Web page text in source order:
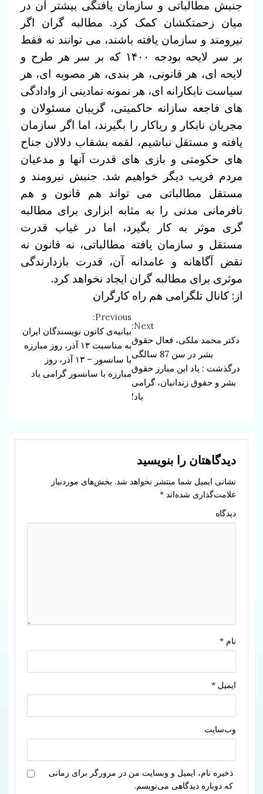
جنبش مطالباتی و سازمان یافتگی بیشتر آن در
میان زحمتکشان کمک کرد. مطالبه گران اگر
نیرومند و سازمان یافته باشند، می توانند نه فقط
بر سر لایحه بودجه ۱۴۰۰ که بر سر هر طرح و
لایحه ای، هر قانونی، هر بندی، هر مصوبه ای، هر
سیاست نابکارانه ای، هر نمونه نمادینی از وادادگی
های فاجعه سازانه حاکمیتی، گریبان مسئولان و
مجریان نابکار و ریاکار را بگیرند، اما اگر سازمان
یافته و مستقل نباشیم، لقمه بشقاب دلالان جناح
های حکومتی و بازی های قدرت آنها و مدعیان
مردم فریب دیگر خواهیم شد. جنبش نیرومند و
مستقل مطالباتی می تواند هم قانون و هم
نافرمانی مدنی را به مثابه ابزاری برای مطالبه
گری موثر به کار بگیرد، اما در غیاب قدرت
مستقل و سازمان یافته مطالباتی، نه قانون نه
نقض آگاهانه و عامدانه آن، قدرت بازدارندگی
موثری برای مطالبه گران ایجاد نخواهد کرد.
از: کانال تلگرامی هم راه کارگران
Reading
Previous:
بیانیه‌ی کانون نویسندگان ایران
به مناسبت ۱۳ آذر، روز مبارزه
با سانسور – ۱۳ آذر، روز
مبارزه با سانسور گرامی باد
Next:
دکتر محمد ملکی، فعال حقوق
بشر در سن 87 سالگی
درگذشت : یاد این مبارز حقوق
بشر و حقوق زندانیان، گرامی
باد!
دیدگاهتان را بنویسید
نشانی ایمیل شما منتشر نخواهد شد. بخش‌های موردنیاز
علامت‌گذاری شده‌اند *
دیدگاه
نام *
ایمیل *
وب‌سایت
ذخیره نام، ایمیل و وبسایت من در مرورگر برای زمانی
که دوباره دیدگاهی می‌نویسم.